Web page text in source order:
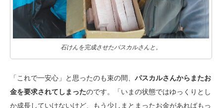
石けんを完成させたパスカルさんと。
「これで一安心」と思ったのも束の間、 パスカルさんからまたお
金を要求されてしまったのです。「いまの状態ではゆっくりとし
か成長していけないけど、もう少しまとまったお金があればもっ